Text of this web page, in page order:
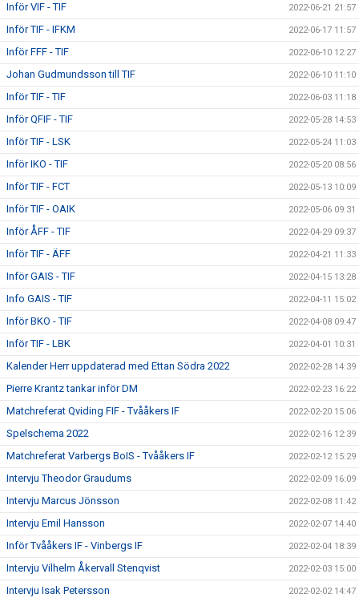
Inför VIF - TIF 2022-06-21 21:57
Inför TIF - IFKM 2022-06-17 11:57
Inför FFF - TIF 2022-06-10 12:27
Johan Gudmundsson till TIF 2022-06-10 11:10
Inför TIF - TIF 2022-06-03 11:18
Inför QFIF - TIF 2022-05-28 14:53
Inför TIF - LSK 2022-05-24 11:03
Inför IKO - TIF 2022-05-20 08:56
Inför TIF - FCT 2022-05-13 10:09
Inför TIF - OAIK 2022-05-06 09:31
Inför ÅFF - TIF 2022-04-29 09:37
Inför TIF - ÄFF 2022-04-21 11:33
Inför GAIS - TIF 2022-04-15 13:28
Info GAIS - TIF 2022-04-11 15:02
Inför BKO - TIF 2022-04-08 09:47
Inför TIF - LBK 2022-04-01 10:31
Kalender Herr uppdaterad med Ettan Södra 2022 2022-02-28 14:39
Pierre Krantz tankar inför DM 2022-02-23 16:22
Matchreferat Qviding FIF - Tvååkers IF 2022-02-20 15:06
Spelschema 2022 2022-02-16 12:39
Matchreferat Varbergs BoIS - Tvååkers IF 2022-02-12 15:29
Intervju Theodor Graudums 2022-02-09 16:09
Intervju Marcus Jönsson 2022-02-08 11:42
Intervju Emil Hansson 2022-02-07 14:40
Inför Tvååkers IF - Vinbergs IF 2022-02-04 18:39
Intervju Vilhelm Åkervall Stenqvist 2022-02-03 15:00
Intervju Isak Petersson 2022-02-02 14:47